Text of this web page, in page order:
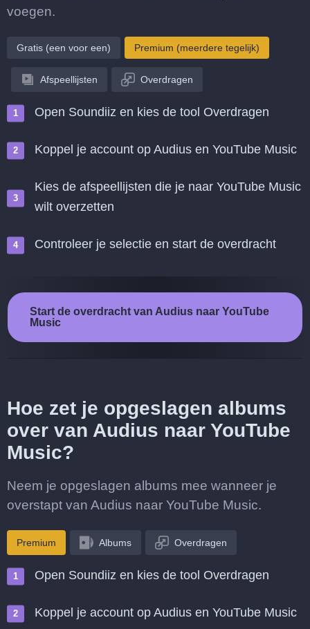
voegen.
Gratis (een voor een) Premium (meerdere tegelijk)
Afspeellijsten Overdragen
Open Soundiiz en kies de tool Overdragen
Koppel je account op Audius en YouTube Music
Kies de afspeellijsten die je naar YouTube Music
wilt overzetten
Controleer je selectie en start de overdracht
Start de overdracht van Audius naar YouTube
Music
Hoe zet je opgeslagen albums
over van Audius naar YouTube
Music?
Neem je opgeslagen albums mee wanneer je
overstapt van Audius naar YouTube Music.
Premium Albums Overdragen
Open Soundiiz en kies de tool Overdragen
Koppel je account op Audius en YouTube Music